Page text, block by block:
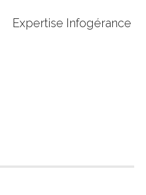
Expertise Infogérance